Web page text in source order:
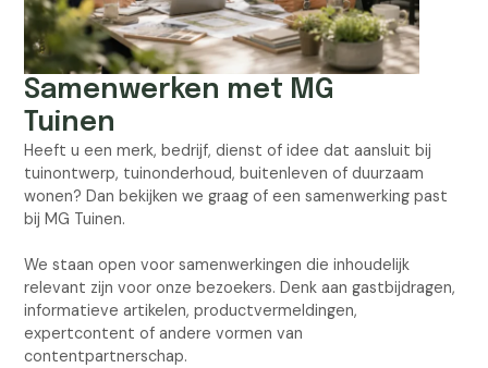
Samenwerken met MG
Tuinen
Heeft u een merk, bedrijf, dienst of idee dat aansluit bij
tuinontwerp, tuinonderhoud, buitenleven of duurzaam
wonen? Dan bekijken we graag of een samenwerking past
bij MG Tuinen.
We staan open voor samenwerkingen die inhoudelijk
relevant zijn voor onze bezoekers. Denk aan gastbijdragen,
informatieve artikelen, productvermeldingen,
expertcontent of andere vormen van
contentpartnerschap.